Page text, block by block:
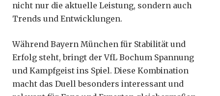
nicht nur die aktuelle Leistung, sondern auch
Trends und Entwicklungen.
Während Bayern München für Stabilität und
Erfolg steht, bringt der VfL Bochum Spannung
und Kampfgeist ins Spiel. Diese Kombination
macht das Duell besonders interessant und